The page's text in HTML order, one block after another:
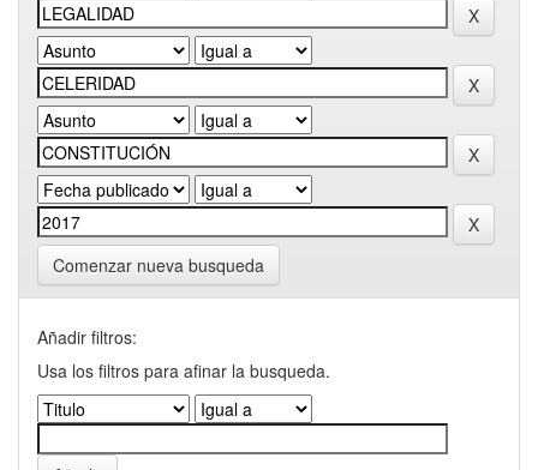
Comenzar nueva busqueda
Añadir filtros:
Usa los filtros para afinar la busqueda.